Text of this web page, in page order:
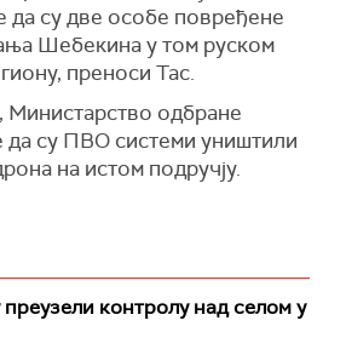
објавио је да Министарство
планира да отвори
против двојице новинара
преласка границе.
да су две особе повређене
Шебекина у том руском
преноси Тас.
Министарство одбране
да су ПВО системи уништили
на истом подручју.
контролу над селом у